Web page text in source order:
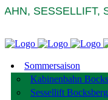
SESSELLIFT,
Sommersaison
Kabinenbahn
Sessellift Bocksberg